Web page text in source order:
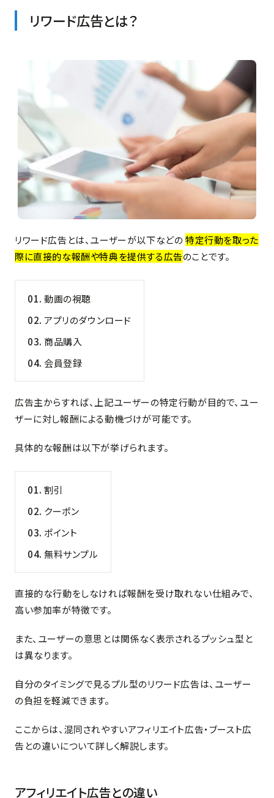
リワード広告とは？
リワード広告とは、ユーザーが以下などの特定行動を取った
際に直接的な報酬や特典を提供する広告のことです。
動画の視聴
アプリのダウンロード
商品購入
会員登録
広告主からすれば、上記ユーザーの特定行動が目的で、ユー
ザーに対し報酬による動機づけが可能です。
具体的な報酬は以下が挙げられます。
割引
クーポン
ポイント
無料サンプル
直接的な行動をしなければ報酬を受け取れない仕組みで、
高い参加率が特徴です。
また、ユーザーの意思とは関係なく表示されるプッシュ型と
は異なります。
自分のタイミングで見るプル型のリワード広告は、ユーザー
の負担を軽減できます。
ここからは、混同されやすいアフィリエイト広告・ブースト広
告との違いについて詳しく解説します。
アフィリエイト広告との違い